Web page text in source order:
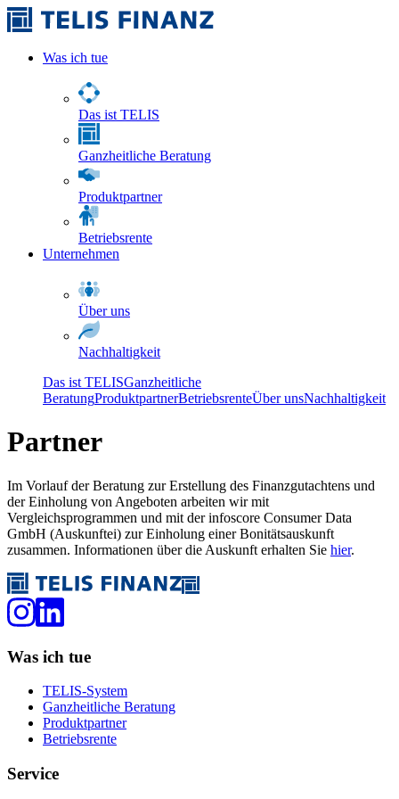
Was ich tue
Das ist TELIS
Ganzheitliche Beratung
Produktpartner
Betriebsrente
Unternehmen
Über uns
Nachhaltigkeit
Das ist TELISGanzheitliche
BeratungProduktpartnerBetriebsrenteÜber unsNachhaltigkeit
Partner
Im Vorlauf der Beratung zur Erstellung des Finanzgutachtens und
der Einholung von Angeboten arbeiten wir mit
Vergleichsprogrammen und mit der infoscore Consumer Data
GmbH (Auskunftei) zur Einholung einer Bonitätsauskunft
zusammen. Informationen über die Auskunft erhalten Sie hier.
Was ich tue
TELIS-System
Ganzheitliche Beratung
Produktpartner
Betriebsrente
Service